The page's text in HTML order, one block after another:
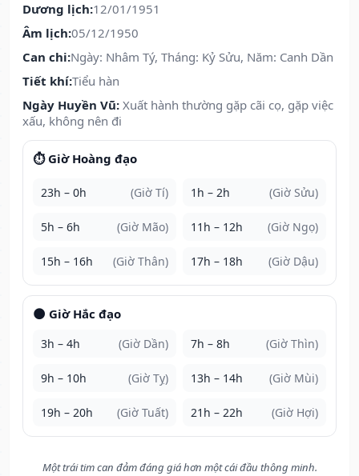
Dương lịch:12/01/1951
Âm lịch:05/12/1950
Can chi:Ngày: Nhâm Tý, Tháng: Kỷ Sửu, Năm: Canh Dần
Tiết khí:Tiểu hàn
Ngày Huyền Vũ: Xuất hành thường gặp cãi cọ, gặp việc
xấu, không nên đi
⏱️ Giờ Hoàng đạo
23h – 0h (Giờ Tí) 1h – 2h (Giờ Sửu)
5h – 6h (Giờ Mão) 11h – 12h (Giờ Ngọ)
15h – 16h (Giờ Thân) 17h – 18h (Giờ Dậu)
🌑 Giờ Hắc đạo
3h – 4h (Giờ Dần) 7h – 8h (Giờ Thìn)
9h – 10h (Giờ Tỵ) 13h – 14h (Giờ Mùi)
19h – 20h (Giờ Tuất) 21h – 22h (Giờ Hợi)
Một trái tim can đảm đáng giá hơn một cái đầu thông minh.